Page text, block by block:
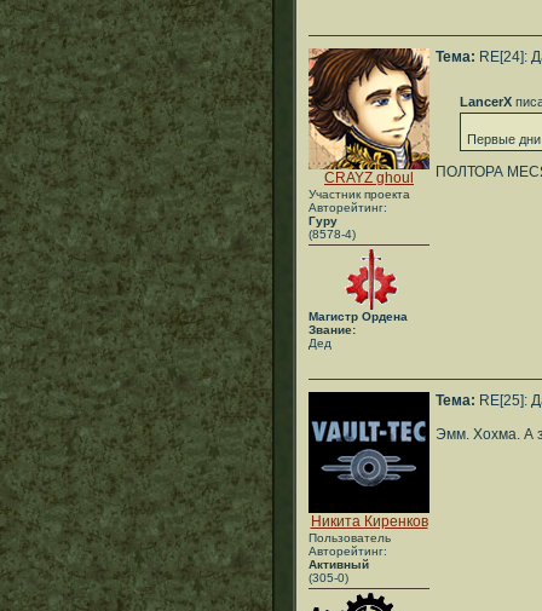
CRAYZ ghoul
Участник проекта
Авторейтинг:
Гуру
(8578-4)
Магистр Ордена
Звание:
Дед
Тема: RE[24]:
LancerX
Первые
ПОЛТОРА
Никита Киренков
Пользователь
Авторейтинг:
Активный
(305-0)
Тема: RE[25]:
Эмм. Хохма. А